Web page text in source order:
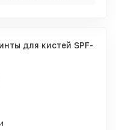
для кистей SPF-